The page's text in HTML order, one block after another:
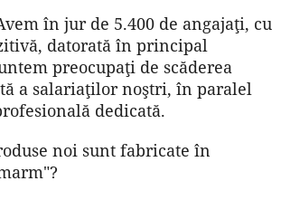
în jur de 5.400 de angajaţi, cu
datorată în principal
preocupaţi de scăderea
a salariaţilor noştri, în paralel
dedicată.
noi sunt fabricate în